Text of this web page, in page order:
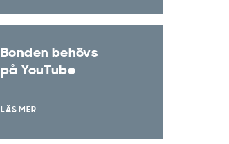
Bonden behövs
på YouTube
LÄS MER